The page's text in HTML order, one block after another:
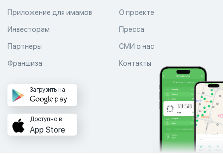
Приложение для имамов О проекте
Пресса
СМИ о нас
Контакты
Инвесторам
Партнеры
Франшиза
Загрузить на
Доступно в
App Store